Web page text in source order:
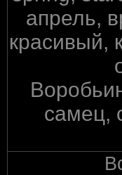
апрель,
красивый,
самец,